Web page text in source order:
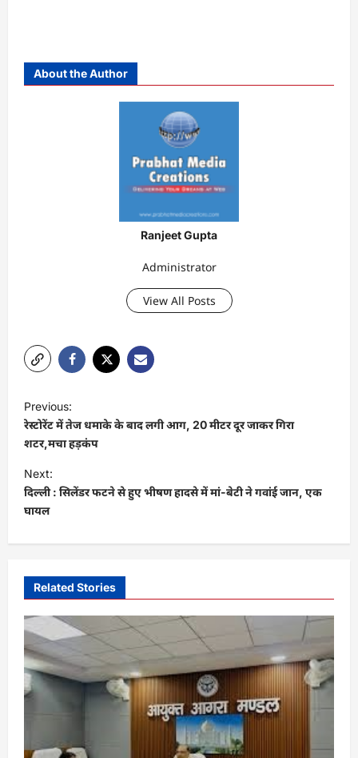
About the Author
Ranjeet Gupta
Administrator
View All Posts
P
o
s
t
n
a
v
g
a
t
i
o
Previous:
रेस्टोरेंट में तेज धमाके के बाद लगी आग, 20 मीटर दूर जाकर गिरा
शटर,मचा हड़कंप
Next:
दिल्ली : सिलेंडर फटने से हुए भीषण हादसे में मां-बेटी ने गवांई जान, एक
घायल
Related Stories